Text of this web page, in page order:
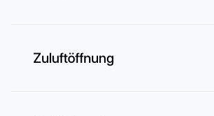
Zuluftöffnung